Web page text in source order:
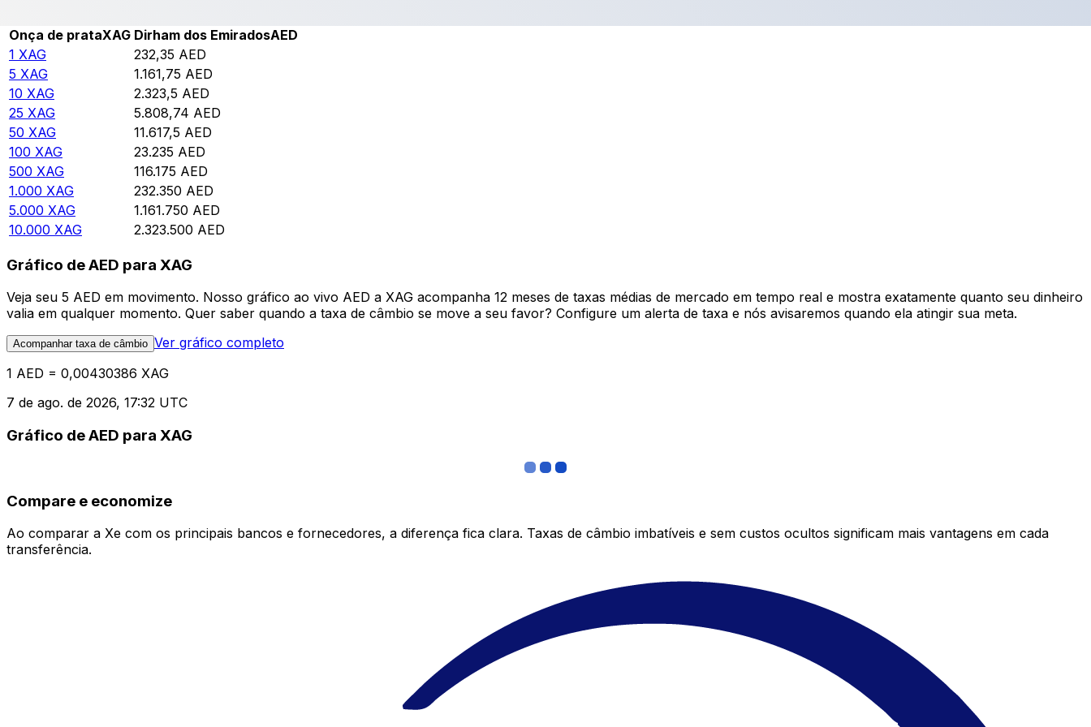
Onça de prataXAG Dirham dos EmiradosAED
1 XAG 232,35 AED
5 XAG 1.161,75 AED
10 XAG 2.323,5 AED
25 XAG 5.808,74 AED
50 XAG 11.617,5 AED
100 XAG 23.235 AED
500 XAG 116.175 AED
1.000 XAG 232.350 AED
5.000 XAG 1.161.750 AED
10.000 XAG 2.323.500 AED
Gráfico de AED para XAG
Veja seu 5 AED em movimento. Nosso gráfico ao vivo AED a XAG acompanha 12 meses de taxas médias de mercado em tempo real e mostra exatamente quanto seu dinheiro
valia em qualquer momento. Quer saber quando a taxa de câmbio se move a seu favor? Configure um alerta de taxa e nós avisaremos quando ela atingir sua meta.
Acompanhar taxa de câmbio Ver gráfico completo
1 AED = 0,00430386 XAG
7 de ago. de 2026, 17:32 UTC
Gráfico de AED para XAG
Compare e economize
Ao comparar a Xe com os principais bancos e fornecedores, a diferença fica clara. Taxas de câmbio imbatíveis e sem custos ocultos significam mais vantagens em cada
transferência.